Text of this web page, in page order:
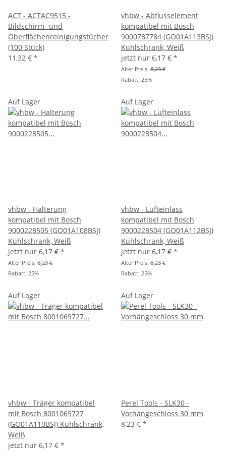
ACT - ACTAC9515 -
Bildschirm- und
Oberflächenreinigungstücher
(100 Stück)
11,32 € *
vhbw - Abflusselement
kompatibel mit Bosch
9000787784 (GO01A113BSJ)
Kühlschrank, Weiß
jetzt nur 6,17 € *
Alter Preis: 8,23 €
Rabatt: 25%
Auf Lager
vhbw - Halterung
kompatibel mit Bosch
9000228505 (GO01A108BSJ)
Kühlschrank, Weiß
jetzt nur 6,17 € *
Alter Preis: 8,23 €
Rabatt: 25%
Auf Lager
vhbw - Lufteinlass
kompatibel mit Bosch
9000228504 (GO01A112BSJ)
Kühlschrank, Weiß
jetzt nur 6,17 € *
Alter Preis: 8,23 €
Rabatt: 25%
Auf Lager
vhbw - Träger kompatibel
mit Bosch 8001069727
(GO01A110BSJ) Kühlschrank,
Weiß
jetzt nur 6,17 € *
Auf Lager
Perel Tools - SLK30 -
Vorhängeschloss 30 mm
8,23 € *